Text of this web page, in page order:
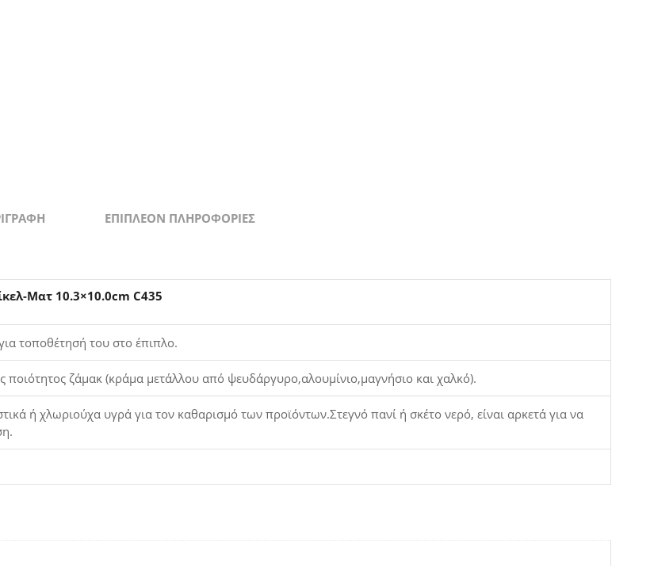
ΕΠΙΠΛΈΟΝ ΠΛΗΡΟΦΟΡΊΕΣ
Ματ 10.3×10.0cm C435
τοποθέτησή του στο έπιπλο.
ποιότητος ζάμακ (κράμα μετάλλου από ψευδάργυρο,αλουμίνιο,μαγνήσιο και χαλκό).
ή χλωριούχα υγρά για τον καθαρισμό των προϊόντων.Στεγνό πανί ή σκέτο νερό, είναι αρκετά για να